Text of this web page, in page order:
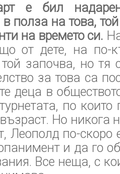
е бил
в полза на това,
на времето си.
от дете, на по-
той започва, но
за това са
деца в
по които
Но никога
Леополд по-скоро
и да го
Все неща, с